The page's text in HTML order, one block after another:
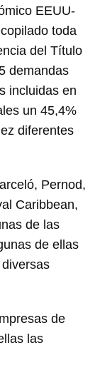
EEUU-
toda
del Título
demandas
incluidas en
un 45,4%
diferentes
Pernod,
Caribbean,
de las
de ellas
de
las